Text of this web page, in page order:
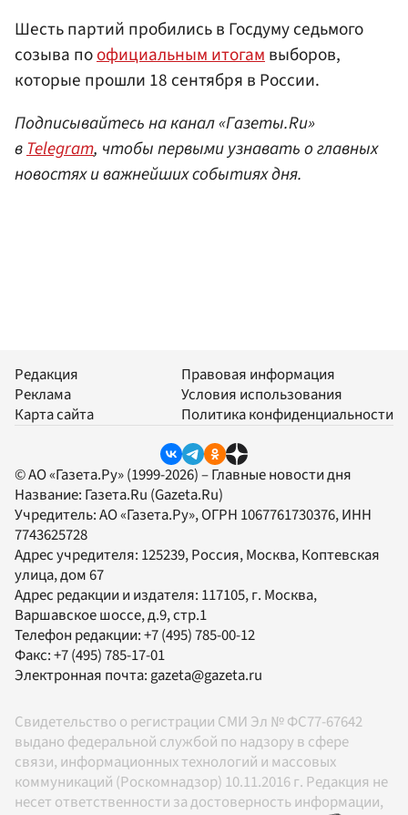
Шесть партий пробились в Госдуму седьмого
созыва поофициальным итогам выборов,
которые прошли 18 сентября в России.
Подписывайтесь на канал «Газеты.Ru»
вTelegram, чтобы первыми узнавать о главных
новостях и важнейших событиях дня.
Редакция
Реклама
Карта сайта
Правовая информация
Условия использования
Политика конфиденциальности
© АО «Газета.Ру» (1999-2026) – Главные новости дня
Название: Газета.Ru (Gazeta.Ru)
Учредитель:АО «Газета.Ру», ОГРН 1067761730376, ИНН
7743625728
Адрес учредителя: 125239, Россия, Москва, Коптевская
улица, дом 67
Адрес редакции и издателя: 117105, г. Москва,
Варшавское шоссе, д.9, стр.1
Телефон редакции:+7 (495) 785-00-12
Факс:+7 (495) 785-17-01
Электронная почта:gazeta@gazeta.ru
Свидетельство о регистрации СМИ Эл № ФС77-67642
выдано федеральной службой по надзору в сфере
связи, информационных технологий и массовых
коммуникаций (Роскомнадзор) 10.11.2016 г. Редакция не
несет ответственности за достоверность информации,